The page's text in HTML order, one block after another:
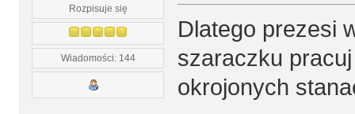
Rozpisuje się
Wiadomości: 144
Dlatego prezesi
szaraczku
okrojonych